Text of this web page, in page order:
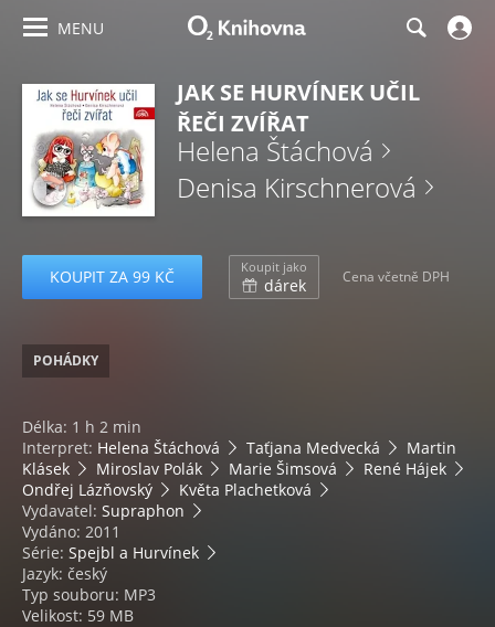
MENU
JAK SE HURVÍNEK UČIL
ŘEČI ZVÍŘAT
Helena Štáchová
Denisa Kirschnerová
KOUPIT ZA 99 KČ Koupit jako
dárek Cena včetně DPH
POHÁDKY
Délka: 1 h 2 min
Interpret: Helena Štáchová Taťjana Medvecká
Martin
Klásek
Miroslav Polák Marie Šimsová
René Hájek
Ondřej Lázňovský
Květa Plachetková
Vydavatel: Supraphon
Vydáno: 2011
Série: Spejbl a Hurvínek
Jazyk: český
Typ souboru: MP3
Velikost: 59 MB